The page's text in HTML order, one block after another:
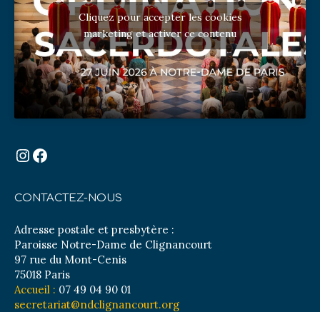
Cliquez pour accepter les cookies
marketing et activer ce contenu
Instagram
Facebook
CONTACTEZ-NOUS
Adresse postale et presbytère :
Paroisse Notre-Dame de Clignancourt
97 rue du Mont-Cenis
75018 Paris
Accueil : 07 49 04 90 01
secretariat@ndclignancourt.org